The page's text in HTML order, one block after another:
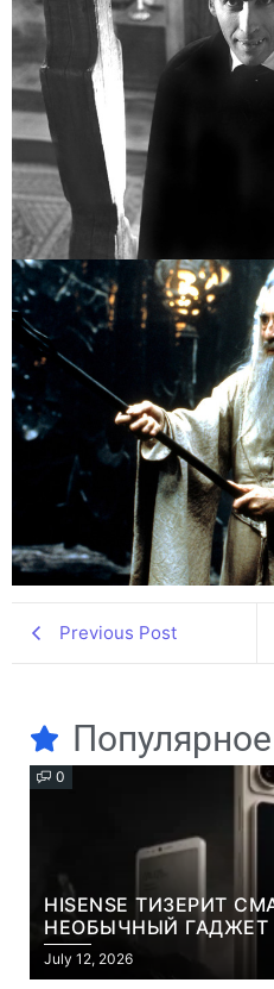
Previous Post
Популярное
0
HISENSE ТИЗЕРИТ
НЕОБЫЧНЫЙ ГАДЖЕТ
СЪЕМНОЙ LCD-
КОНТЕНТА И
July 12, 2026